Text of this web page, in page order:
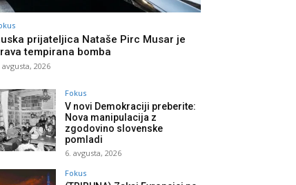
prijateljica Nataše Pirc Musar je
tempirana bomba
avgusta, 2026
Fokus
V novi Demokraciji preberite:
Nova manipulacija z
zgodovino slovenske
pomladi
6. avgusta, 2026
Fokus